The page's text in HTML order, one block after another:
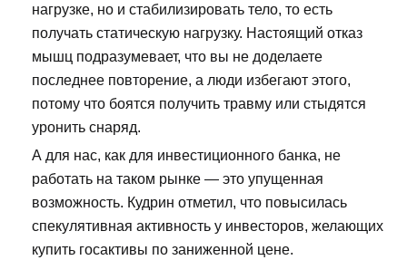
нагрузке, но и стабилизировать тело, то есть
получать статическую нагрузку. Настоящий отказ
мышц подразумевает, что вы не доделаете
последнее повторение, а люди избегают этого,
потому что боятся получить травму или стыдятся
уронить снаряд.
А для нас, как для инвестиционного банка, не
работать на таком рынке — это упущенная
возможность. Кудрин отметил, что повысилась
спекулятивная активность у инвесторов, желающих
купить госактивы по заниженной цене.